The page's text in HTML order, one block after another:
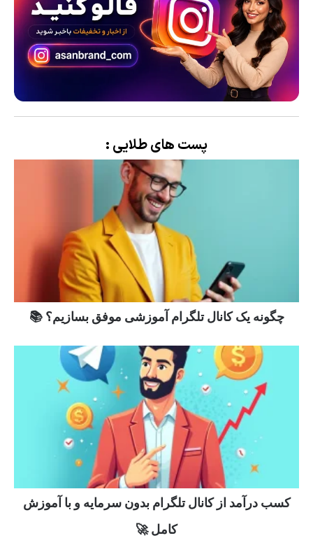
پست های طلایی :
چگونه یک کانال تلگرام آموزشی موفق بسازیم؟ 📚
کسب درآمد از کانال تلگرام بدون سرمایه و با آموزش
کامل 🚀